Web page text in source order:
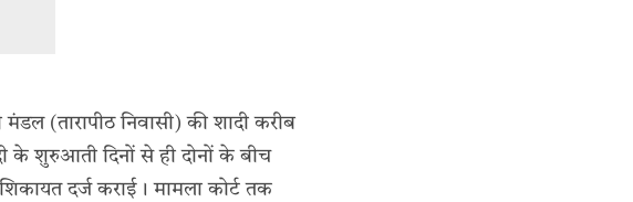
(तारापीठ निवासी) की शादी करीब
के शुरुआती दिनों से ही दोनों के बीच
दर्ज कराई। मामला कोर्ट तक